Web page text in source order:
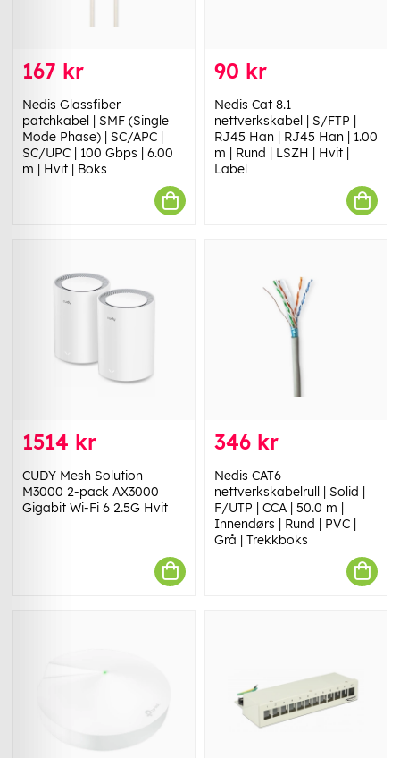
167 kr
Nedis Glassfiber
patchkabel | SMF (Single
Mode Phase) | SC/APC |
SC/UPC | 100 Gbps | 6.00
m | Hvit | Boks
90 kr
Nedis Cat 8.1
nettverkskabel | S/FTP |
RJ45 Han | RJ45 Han | 1.00
m | Rund | LSZH | Hvit |
Label
1514 kr
CUDY Mesh Solution
M3000 2-pack AX3000
Gigabit Wi-Fi 6 2.5G Hvit
346 kr
Nedis CAT6
nettverkskabelrull | Solid |
F/UTP | CCA | 50.0 m |
Innendørs | Rund | PVC |
Grå | Trekkboks